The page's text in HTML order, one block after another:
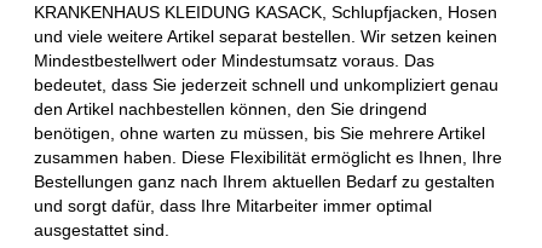
KRANKENHAUS KLEIDUNG KASACK, Schlupfjacken, Hosen
und viele weitere Artikel separat bestellen. Wir setzen keinen
Mindestbestellwert oder Mindestumsatz voraus. Das
bedeutet, dass Sie jederzeit schnell und unkompliziert genau
den Artikel nachbestellen können, den Sie dringend
benötigen, ohne warten zu müssen, bis Sie mehrere Artikel
zusammen haben. Diese Flexibilität ermöglicht es Ihnen, Ihre
Bestellungen ganz nach Ihrem aktuellen Bedarf zu gestalten
und sorgt dafür, dass Ihre Mitarbeiter immer optimal
ausgestattet sind.